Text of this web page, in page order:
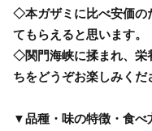
◇本ガザミに比べ安価の
てもらえると思います。
◇関門海峡に揉まれ、栄
ちをどうぞお楽しみくだ
▼品種・味の特徴・食べ